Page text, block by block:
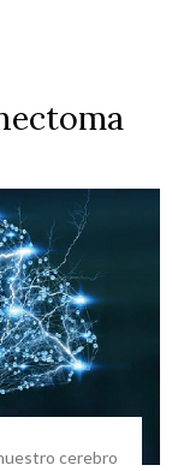
cerebro